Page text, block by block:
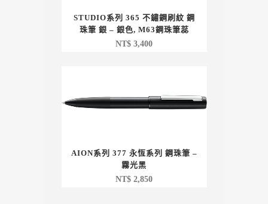
STUDIO系列 365 不鏽鋼刷紋 鋼
珠筆 銀 – 銀色, M63鋼珠筆蕊
NT$ 3,400
AION系列 377 永恆系列 鋼珠筆 –
霧光黑
NT$ 2,850